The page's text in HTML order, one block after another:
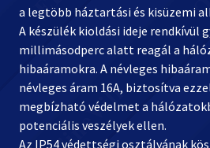
a legtöbb háztartási és kisüzemi
A készülék kioldási ideje rendkívül
millimásodperc alatt reagál a
hibaáramokra. A névleges
névleges áram 16A, biztosítva
megbízható védelmet a
potenciális veszélyek ellen.
Az IP54 védettségi osztályának